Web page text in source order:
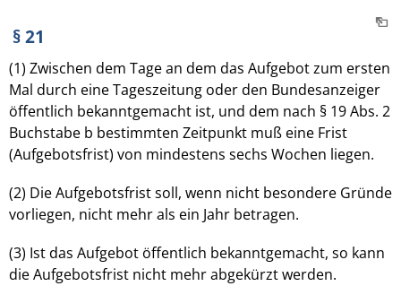
§ 21
(1) Zwischen dem Tage an dem das Aufgebot zum ersten
Mal durch eine Tageszeitung oder den Bundesanzeiger
öffentlich bekanntgemacht ist, und dem nach § 19 Abs. 2
Buchstabe b bestimmten Zeitpunkt muß eine Frist
(Aufgebotsfrist) von mindestens sechs Wochen liegen.
(2) Die Aufgebotsfrist soll, wenn nicht besondere Gründe
vorliegen, nicht mehr als ein Jahr betragen.
(3) Ist das Aufgebot öffentlich bekanntgemacht, so kann
die Aufgebotsfrist nicht mehr abgekürzt werden.